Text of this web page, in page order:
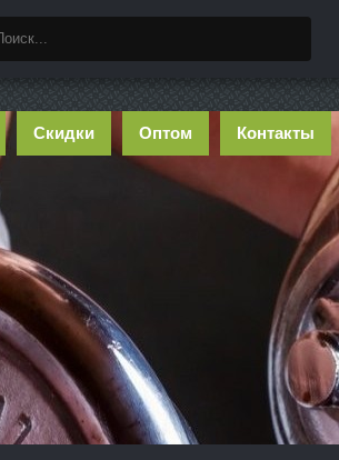
Скидки Оптом Контакты